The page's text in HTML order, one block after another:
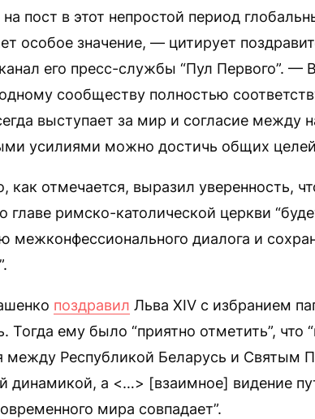
пост в этот непростой период
особое значение, — цитирует
его пресс-службы “Пул Первого”. —
сообществу полностью
выступает за мир и согласие между
усилиями можно достичь общих
как отмечается, выразил уверенность,
главе римско-католической церкви
межконфессионального диалога и
поздравил Льва XIV с избранием
Тогда ему было “приятно отметить”, что
между Республикой Беларусь и Святым
динамикой, а <…> [взаимное] видение
мира совпадает”.